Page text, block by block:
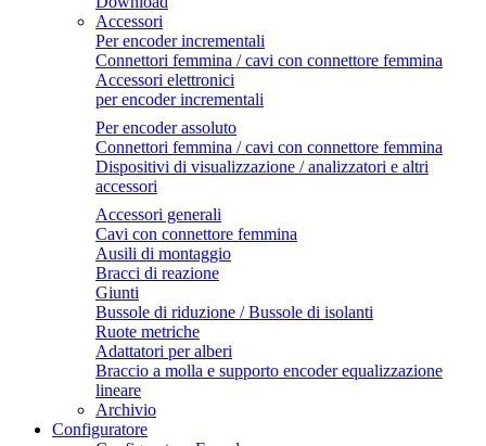
Accessori
Per encoder incrementali
Connettori femmina / cavi con connettore femmina
Accessori elettronici
per encoder incrementali
Per encoder assoluto
Connettori femmina / cavi con connettore femmina
Dispositivi di visualizzazione / analizzatori e altri
accessori
Accessori generali
Cavi con connettore femmina
Ausili di montaggio
Bracci di reazione
Giunti
Bussole di riduzione / Bussole di isolanti
Ruote metriche
Adattatori per alberi
Braccio a molla e supporto encoder equalizzazione
lineare
Archivio
Configuratore